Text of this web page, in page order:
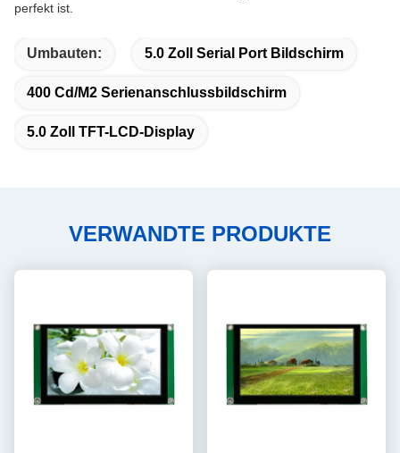
perfekt ist.
Umbauten: 5.0 Zoll Serial Port Bildschirm
400 Cd/m2 Serienanschlussbildschirm
5.0 Zoll TFT-LCD-Display
VERWANDTE PRODUKTE